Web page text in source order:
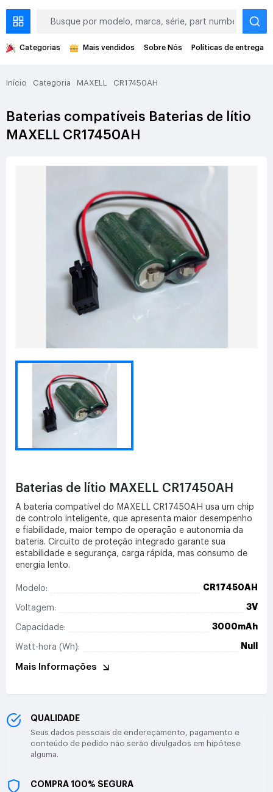
Categorias Mais vendidos Sobre Nós Políticas de entrega
Início Categoria MAXELL CR17450AH
Baterias compatíveis Baterias de lítio
MAXELL CR17450AH
Baterias de lítio MAXELL CR17450AH
A bateria compatível do MAXELL CR17450AH usa um chip
de controlo inteligente, que apresenta maior desempenho
e fiabilidade, maior tempo de operação e autonomia da
bateria. Circuito de proteção integrado garante sua
estabilidade e segurança, carga rápida, mas consumo de
energia lento.
Modelo: CR17450AH
Voltagem: 3V
Capacidade: 3000mAh
Watt-hora (Wh): Null
Mais Informações
QUALIDADE
Seus dados pessoais de endereçamento, pagamento e
conteúdo de pedido não serão divulgados em hipótese
alguma.
COMPRA 100% SEGURA